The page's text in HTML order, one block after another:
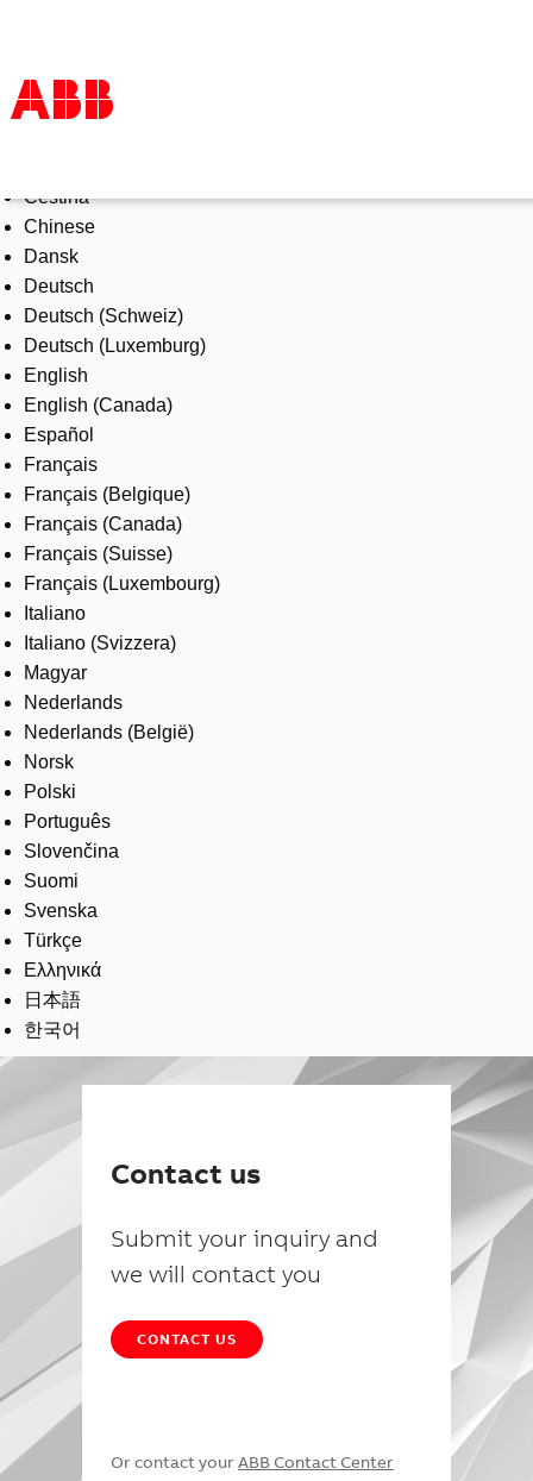
Products & Solutions
Industries
Services
About us
Where to buy
Contact us
Careers
Čeština
Chinese
Dansk
Deutsch
Deutsch (Schweiz)
Deutsch (Luxemburg)
English
English (Canada)
Español
Français
Français (Belgique)
Français (Canada)
Français (Suisse)
Français (Luxembourg)
Italiano
Italiano (Svizzera)
Magyar
Nederlands
Nederlands (België)
Norsk
Polski
Português
Slovenčina
Suomi
Svenska
Türkçe
Ελληνικά
日本語
한국어
Contact us
Submit your inquiry and
we will contact you
CONTACT US
Or contact your ABB Contact Center